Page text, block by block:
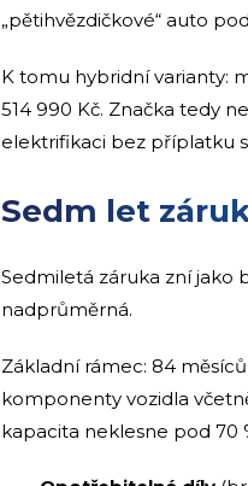
„pětihvězdičkové“ auto
K tomu hybridní varianty:
514 990 Kč. Značka tedy
elektrifikaci bez příplatku
Sedm let
Sedmiletá záruka zní jako
nadprůměrná.
Základní rámec: 84
komponenty vozidla
kapacita neklesne pod 70